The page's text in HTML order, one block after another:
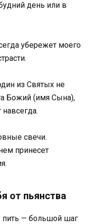
день или в
убережет моего
из Святых не
Божий (имя Сына),
навсегда.
свечи.
принесет
от пьянства
пить — большой шаг